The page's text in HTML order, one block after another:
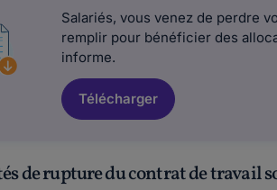
Salariés, vous venez de perdre
remplir pour bénéficier des
informe.
Télécharger
de rupture du contrat de travail